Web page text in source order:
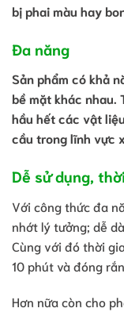
bị phai màu hay
Đa năng
Sản phẩm có khả
bề mặt khác nhau.
hầu hết các vật
cầu trong lĩnh vực
Dễ sử dụng,
Với công thức đa
nhớt lý tưởng; dễ
Cùng với đó thời
10 phút và đóng
Hơn nữa còn cho